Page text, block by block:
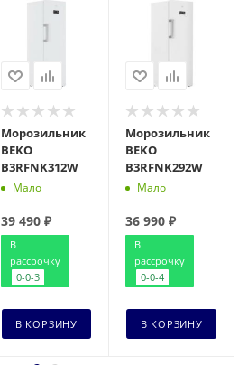
Морозильник
BEKO
B3RFNK312W
Мало
39 490₽
В
рассрочку
0-0-3
В КОРЗИНУ
Морозильник
BEKO
B3RFNK292W
Мало
36 990 ₽
В
рассрочку
0-0-4
В КОРЗИНУ